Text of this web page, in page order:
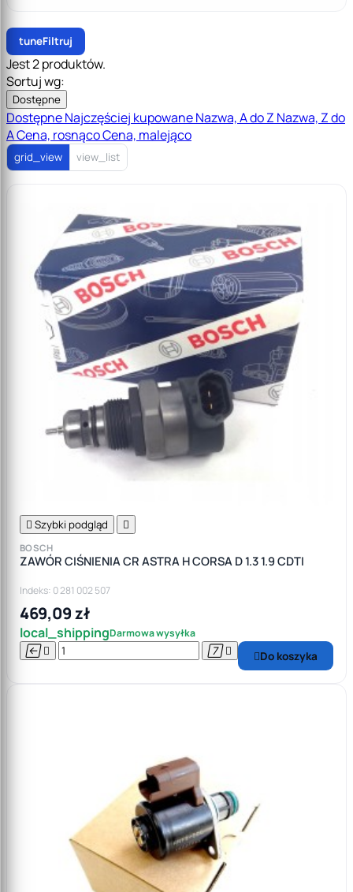
tuneFiltruj
Jest 2 produktów.
Sortuj wg:
Dostępne
DostępneNajczęściej kupowaneNazwa, A do Z Nazwa, Z do
ACena, rosnącoCena, malejąco
grid_view view_list
 Szybki podgląd 
BOSCH
ZAWÓR CIŚNIENIA CR ASTRA H CORSA D 1.3 1.9 CDTI
Indeks: 0 281 002 507
469,09 zł
local_shippingDarmowa wysyłka
    Do koszyka